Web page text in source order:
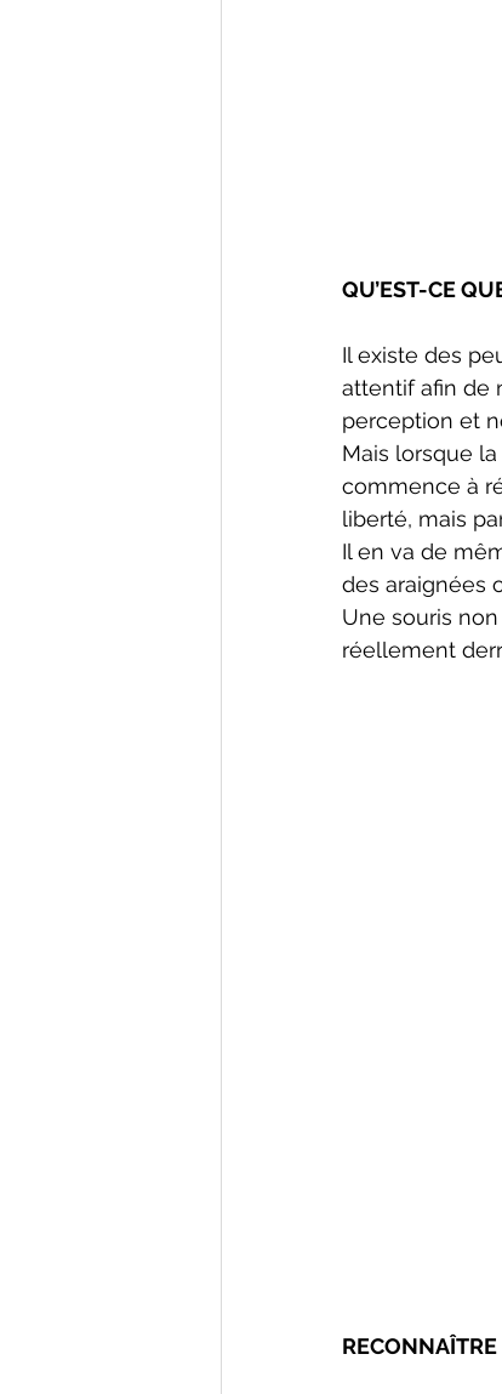
QU’EST-CE
Il existe des
attentif afin de
perception et
Mais lorsque
commence à
liberté, mais
Il en va de
des araignées
Une souris
réellement